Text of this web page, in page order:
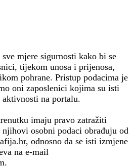
mjere sigurnosti kako bi se
tijekom unosa i prijenosa,
pohrane. Pristup podacima je
oni zaposlenici kojima su isti
na portalu.
imaju pravo zatražiti
osobni podaci obrađuju od
odnosno da se isti izmjene
na e-mail